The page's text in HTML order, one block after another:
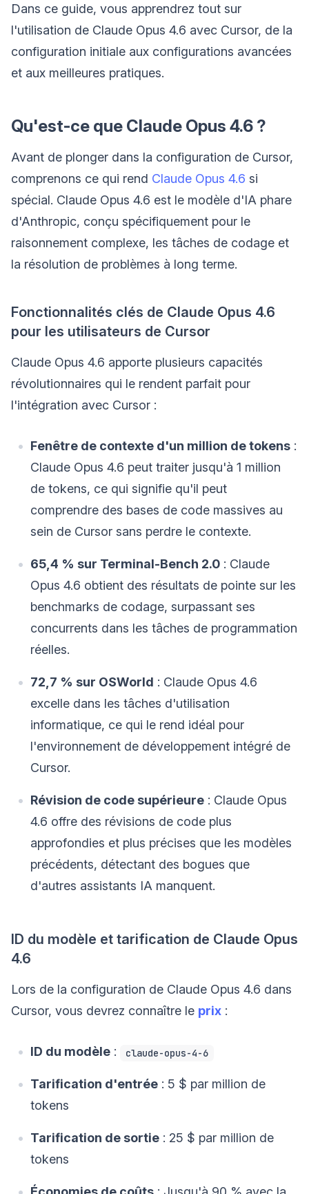
Dans ce guide, vous apprendrez tout sur
l'utilisation de Claude Opus 4.6 avec Cursor, de la
configuration initiale aux configurations avancées
et aux meilleures pratiques.
Qu'est-ce que Claude Opus 4.6 ?
Avant de plonger dans la configuration de Cursor,
comprenons ce qui rend Claude Opus 4.6 si
spécial. Claude Opus 4.6 est le modèle d'IA phare
d'Anthropic, conçu spécifiquement pour le
raisonnement complexe, les tâches de codage et
la résolution de problèmes à long terme.
Fonctionnalités clés de Claude Opus 4.6
pour les utilisateurs de Cursor
Claude Opus 4.6 apporte plusieurs capacités
révolutionnaires qui le rendent parfait pour
l'intégration avec Cursor :
Fenêtre de contexte d'un million de tokens :
Claude Opus 4.6 peut traiter jusqu'à 1 million
de tokens, ce qui signifie qu'il peut
comprendre des bases de code massives au
sein de Cursor sans perdre le contexte.
65,4 % sur Terminal-Bench 2.0 : Claude
Opus 4.6 obtient des résultats de pointe sur les
benchmarks de codage, surpassant ses
concurrents dans les tâches de programmation
réelles.
72,7 % sur OSWorld : Claude Opus 4.6
excelle dans les tâches d'utilisation
informatique, ce qui le rend idéal pour
l'environnement de développement intégré de
Cursor.
Révision de code supérieure : Claude Opus
4.6 offre des révisions de code plus
approfondies et plus précises que les modèles
précédents, détectant des bogues que
d'autres assistants IA manquent.
ID du modèle et tarification de Claude Opus
4.6
Lors de la configuration de Claude Opus 4.6 dans
Cursor, vous devrez connaître le prix :
ID du modèle : claude-opus-4-6
Tarification d'entrée : 5 $ par million de
tokens
Tarification de sortie : 25 $ par million de
tokens